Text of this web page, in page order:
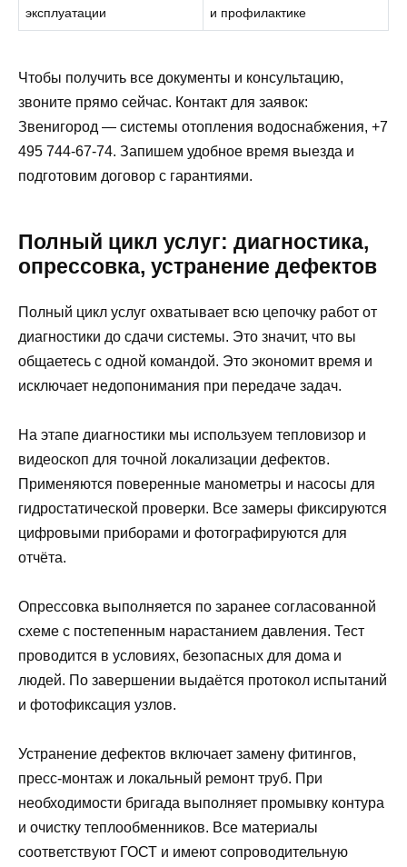
эксплуатации
и профилактике
Чтобы получить все документы и консультацию,
звоните прямо сейчас. Контакт для заявок:
Звенигород — системы отопления водоснабжения, +7
495 744-67-74. Запишем удобное время выезда и
подготовим договор с гарантиями.
Полный цикл услуг: диагностика,
опрессовка, устранение дефектов
Полный цикл услуг охватывает всю цепочку работ от
диагностики до сдачи системы. Это значит, что вы
общаетесь с одной командой. Это экономит время и
исключает недопонимания при передаче задач.
На этапе диагностики мы используем тепловизор и
видеоскоп для точной локализации дефектов.
Применяются поверенные манометры и насосы для
гидростатической проверки. Все замеры фиксируются
цифровыми приборами и фотографируются для
отчёта.
Опрессовка выполняется по заранее согласованной
схеме с постепенным нарастанием давления. Тест
проводится в условиях, безопасных для дома и
людей. По завершении выдаётся протокол испытаний
и фотофиксация узлов.
Устранение дефектов включает замену фитингов,
пресс‑монтаж и локальный ремонт труб. При
необходимости бригада выполняет промывку контура
и очистку теплообменников. Все материалы
соответствуют ГОСТ и имеют сопроводительную